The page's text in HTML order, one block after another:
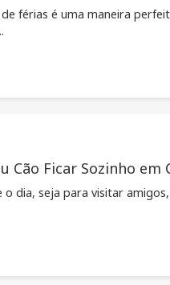
férias é uma maneira
Cão Ficar Sozinho em
o dia, seja para visitar